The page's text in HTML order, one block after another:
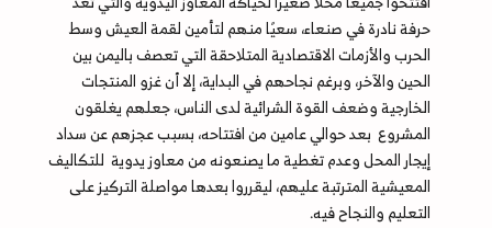
حرفة نادرة في صنعاء، سعيًا منهم لتأمين لقمة العيش وسط
الحرب والأزمات الاقتصادية المتلاحقة التي تعصف باليمن بين
الحين والآخر، وبرغم نجاحهم في البداية، إلا أن غزو المنتجات
الخارجية وضعف القوة الشرائية لدى الناس، جعلهم يغلقون
المشروع بعد حوالي عامين من افتتاحه، بسبب عجزهم عن سداد
إيجار المحل وعدم تغطية ما يصنعونه من معاوز يدوية للتكاليف
المعيشية المترتبة عليهم، ليقرروا بعدها مواصلة التركيز على
التعليم والنجاح فيه.